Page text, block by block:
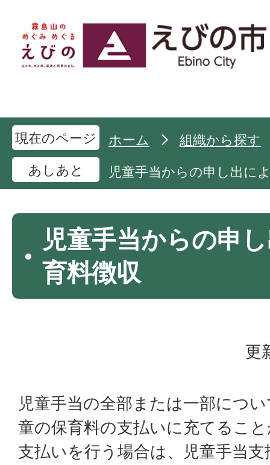
現在のページ ホーム
組織から探す
あしあと
児童手当からの申し出に
児童手当からの申
育料徴収
更
児童手当の全部または一部につ
童の保育料の支払いに充てるこ
支払いを行う場合は、児童手当